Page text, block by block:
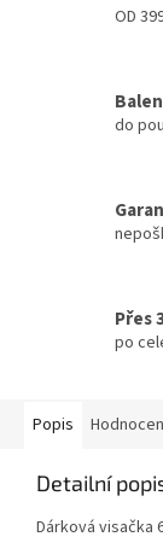
OD
do
Přes
po
Popis
Detailní
Dárková visačka